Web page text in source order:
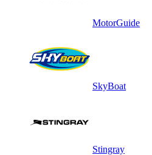
MotorGuide
SkyBoat
Stingray